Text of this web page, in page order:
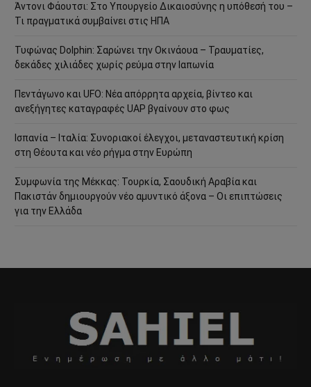
Άντονι Φάουτσι: Στο Υπουργείο Δικαιοσύνης η υπόθεσή του –
Τι πραγματικά συμβαίνει στις ΗΠΑ
Τυφώνας Dolphin: Σαρώνει την Οκινάουα – Τραυματίες,
δεκάδες χιλιάδες χωρίς ρεύμα στην Ιαπωνία
Πεντάγωνο και UFO: Νέα απόρρητα αρχεία, βίντεο και
ανεξήγητες καταγραφές UAP βγαίνουν στο φως
Ισπανία – Ιταλία: Συνοριακοί έλεγχοι, μεταναστευτική κρίση
στη Θέουτα και νέο ρήγμα στην Ευρώπη
Συμφωνία της Μέκκας: Τουρκία, Σαουδική Αραβία και
Πακιστάν δημιουργούν νέο αμυντικό άξονα – Οι επιπτώσεις
για την Ελλάδα